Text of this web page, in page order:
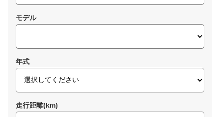
モデル
年式
走行距離(km)